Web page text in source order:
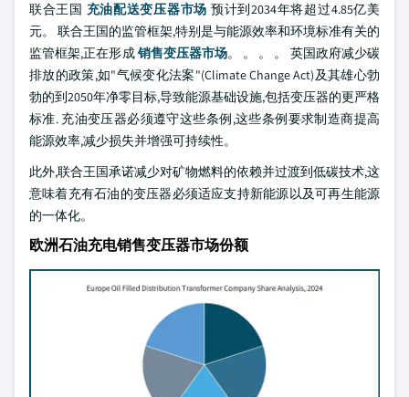
联合王国 充油配送变压器市场 预计到2034年将超过4.85亿美
元。 联合王国的监管框架,特别是与能源效率和环境标准有关的
监管框架,正在形成销售变压器市场。 。 。 。 英国政府减少碳
排放的政策,如"气候变化法案"(Climate Change Act)及其雄心勃
勃的到2050年净零目标,导致能源基础设施,包括变压器的更严格
标准. 充油变压器必须遵守这些条例,这些条例要求制造商提高
能源效率,减少损失并增强可持续性。
此外,联合王国承诺减少对矿物燃料的依赖并过渡到低碳技术,这
意味着充有石油的变压器必须适应支持新能源以及可再生能源
的一体化。
欧洲石油充电销售变压器市场份额